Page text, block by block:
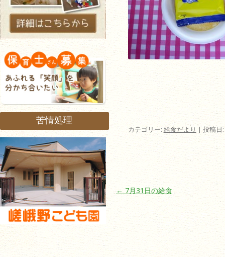
カテゴリー: 給食だより | 投稿日:
投稿ナビゲーション
← 7月31日の給食
苦情処理